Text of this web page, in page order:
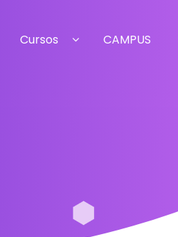
Cursos CAMPUS